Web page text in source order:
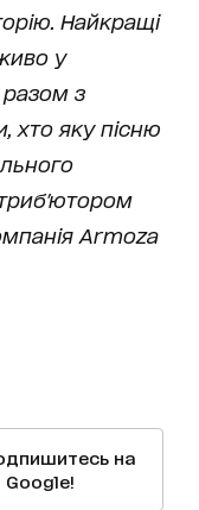
Найкращі
у
разом з
хто яку пісню
Armoza
на